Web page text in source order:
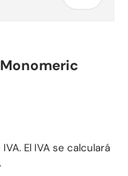
El IVA se calculará